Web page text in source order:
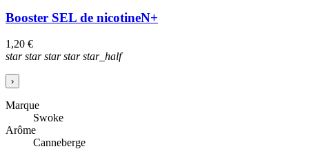
Booster SEL de nicotineN+
1,20 €
starstarstarstarstar_half
›
Marque
Swoke
Arôme
Canneberge